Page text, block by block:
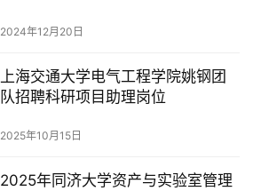
2024年12月20日
上海交通大学电气工程学院姚钢团
队招聘科研项目助理岗位
2025年10月15日
2025年同济大学资产与实验室管理